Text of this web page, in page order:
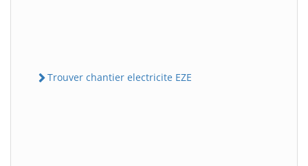
Trouver chantier electricite EZE